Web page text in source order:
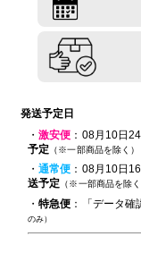
発送予定日
・激安便 ：08月10日
予定 （※一部商品を除く）
・通常便 ：08月10日
送予定 （※一部商品を除く
・特急便 ：「データ確
のみ）